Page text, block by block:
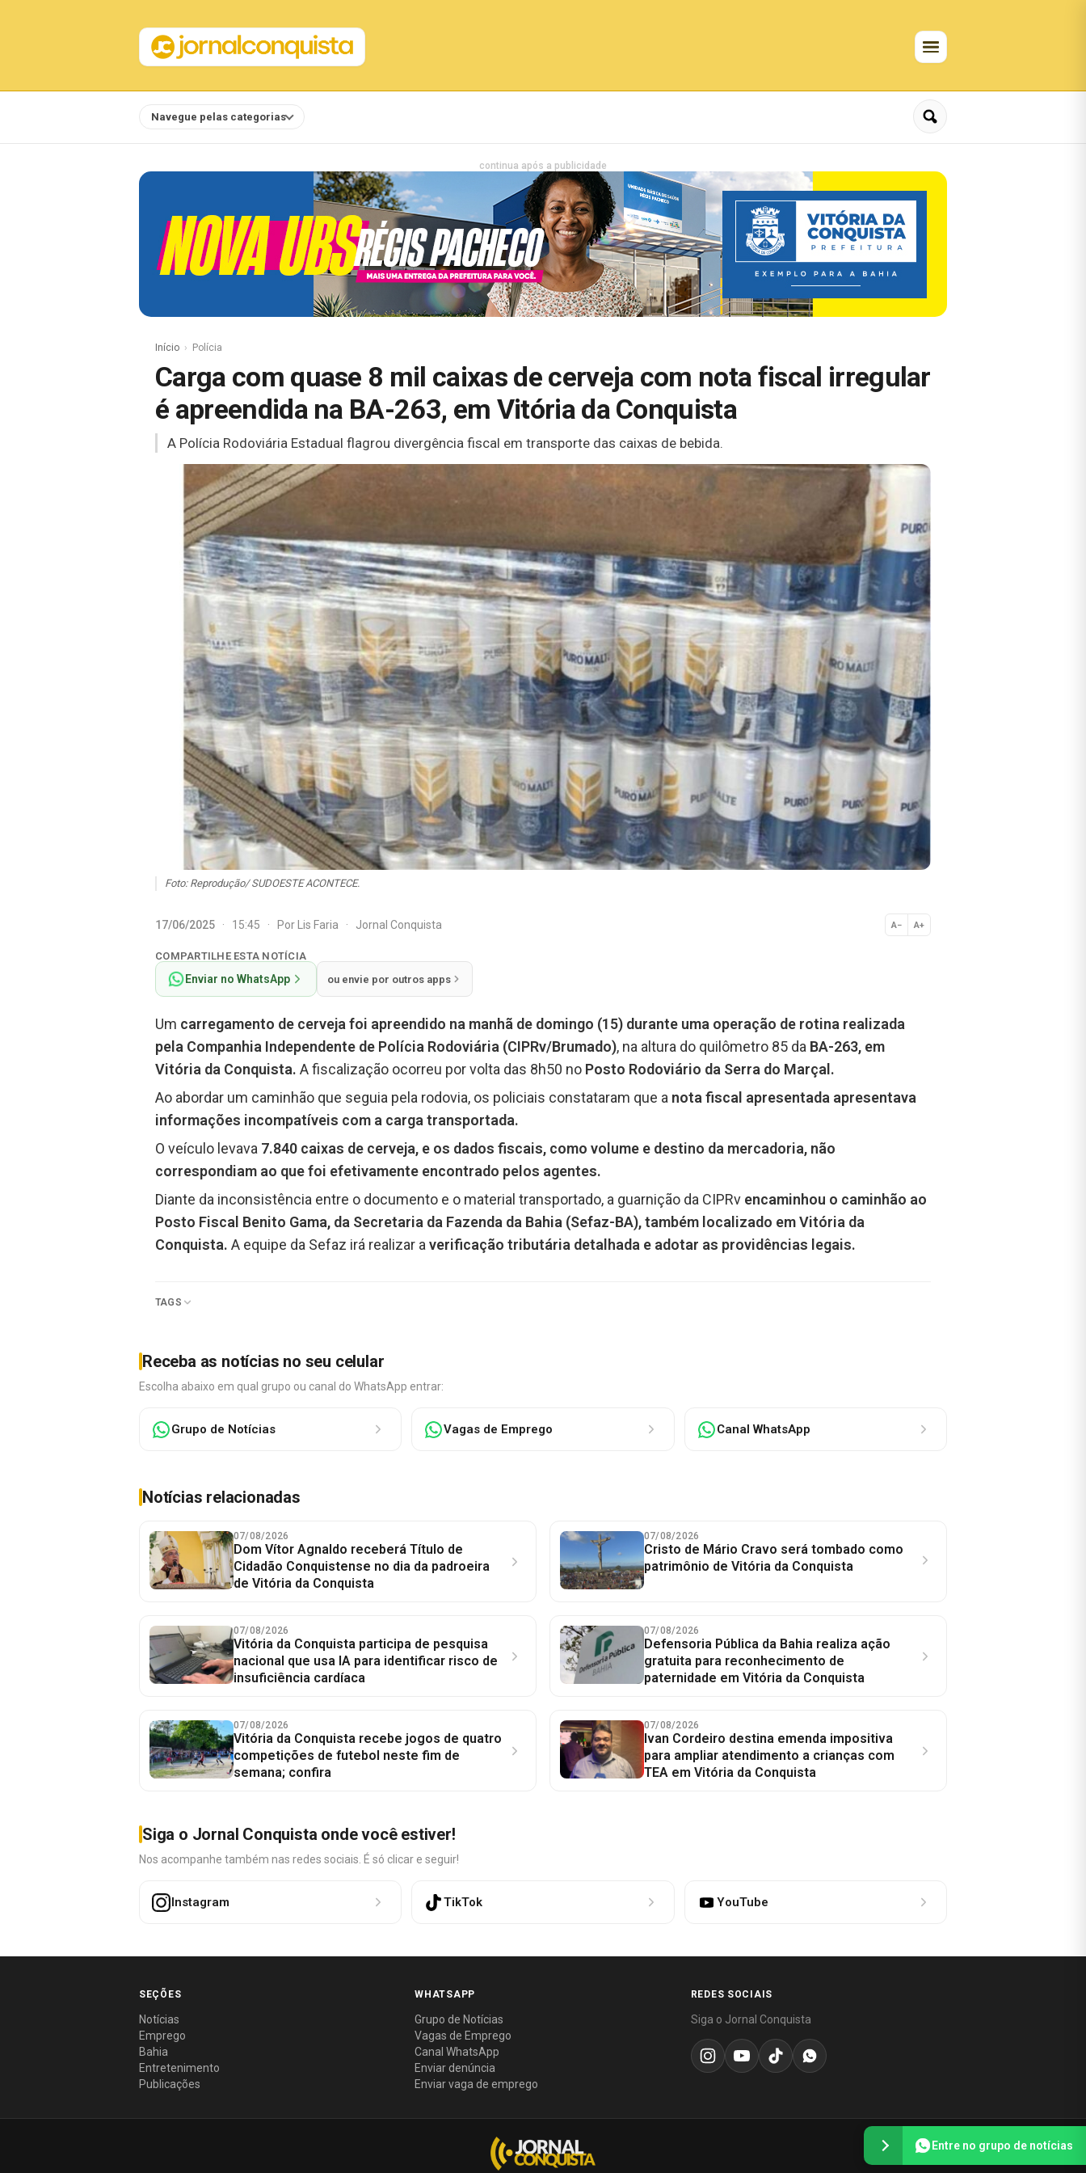
Navegue pelas categorias
continua após a publicidade
Início Polícia
Carga com quase 8 mil caixas de cerveja com nota fiscal irregular
é apreendida na BA-263, em Vitória da Conquista
A Polícia Rodoviária Estadual flagrou divergência fiscal em transporte das caixas de bebida.
Foto: Reprodução/ SUDOESTE ACONTECE.
17/06/2025 · 15:45 · Por Lis Faria · Jornal Conquista A− A+
Normal
COMPARTILHE ESTA NOTÍCIA
Enviar no WhatsApp ou envie por outros apps
Um carregamento de cerveja foi apreendido na manhã de domingo (15) durante uma operação de rotina realizada
pela Companhia Independente de Polícia Rodoviária (CIPRv/Brumado), na altura do quilômetro 85 da BA-263, em
Vitória da Conquista. A fiscalização ocorreu por volta das 8h50 no Posto Rodoviário da Serra do Marçal.
Ao abordar um caminhão que seguia pela rodovia, os policiais constataram que a nota fiscal apresentada apresentava
informações incompatíveis com a carga transportada.
O veículo levava 7.840 caixas de cerveja, e os dados fiscais, como volume e destino da mercadoria, não
correspondiam ao que foi efetivamente encontrado pelos agentes.
Diante da inconsistência entre o documento e o material transportado, a guarnição da CIPRv encaminhou o caminhão ao
Posto Fiscal Benito Gama, da Secretaria da Fazenda da Bahia (Sefaz-BA), também localizado em Vitória da
Conquista. A equipe da Sefaz irá realizar averificação tributária detalhada e adotar as providências legais.
TAGS
Receba as notícias no seu celular
Escolha abaixo em qual grupo ou canal do WhatsApp entrar:
Grupo de Notícias Vagas de Emprego Canal WhatsApp
Notícias relacionadas
07/08/2026
Dom Vítor Agnaldo receberá Título de
Cidadão Conquistense no dia da padroeira
de Vitória da Conquista
07/08/2026
Cristo de Mário Cravo será tombado como
patrimônio de Vitória da Conquista
07/08/2026
Vitória da Conquista participa de pesquisa
nacional que usa IA para identificar risco de
insuficiência cardíaca
07/08/2026
Defensoria Pública da Bahia realiza ação
gratuita para reconhecimento de
paternidade em Vitória da Conquista
07/08/2026
Vitória da Conquista recebe jogos de quatro
competições de futebol neste fim de
semana; confira
07/08/2026
Ivan Cordeiro destina emenda impositiva
para ampliar atendimento a crianças com
TEA em Vitória da Conquista
Siga o Jornal Conquista onde você estiver!
Nos acompanhe também nas redes sociais. É só clicar e seguir!
Instagram TikTok YouTube
SEÇÕES
Notícias
Emprego
Bahia
Entretenimento
Publicações
WHATSAPP
Grupo de Notícias
Vagas de Emprego
Canal WhatsApp
Enviar denúncia
Enviar vaga de emprego
REDES SOCIAIS
Siga o Jornal Conquista
Entre no grupo de notícias